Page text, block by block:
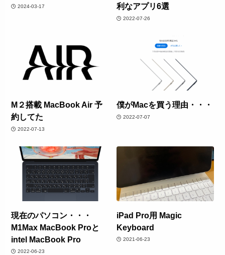
2024-03-17
利なアプリ6選
2022-07-26
M２搭載 MacBook Air 予
約してた
2022-07-13
僕がMacを買う理由・・・
2022-07-07
現在のパソコン・・・
M1Max MacBook Proと
intel MacBook Pro
2022-06-23
iPad Pro用 Magic
Keyboard
2021-06-23